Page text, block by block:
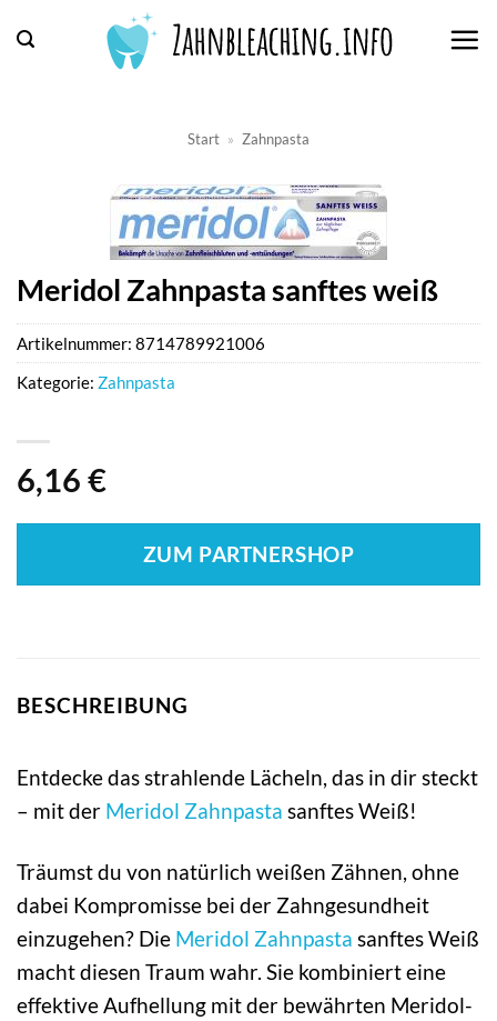
Inhalt
Start » Zahnpasta
Meridol Zahnpasta sanftes weiß
6,16 €
ZUM PARTNERSHOP
Artikelnummer: 8714789921006
Kategorie: Zahnpasta
BESCHREIBUNG
Entdecke das strahlende Lächeln, das in dir steckt
– mit der Meridol Zahnpasta sanftes Weiß!
Träumst du von natürlich weißen Zähnen, ohne
dabei Kompromisse bei der Zahngesundheit
einzugehen? Die Meridol Zahnpasta sanftes Weiß
macht diesen Traum wahr. Sie kombiniert eine
effektive Aufhellung mit der bewährten Meridol-